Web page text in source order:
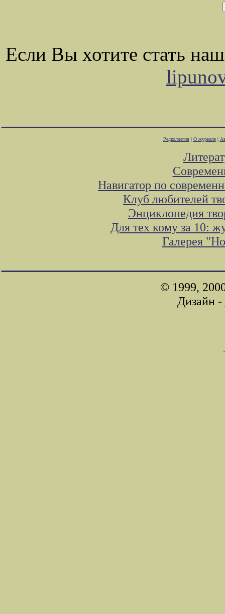
Если Вы хотите стать
Редколлегия| О журнале|
Навигатор по
Клуб любителей
Энциклопедия
Для тех кому за 10:
Галерея
© 1999,
Дизайн -